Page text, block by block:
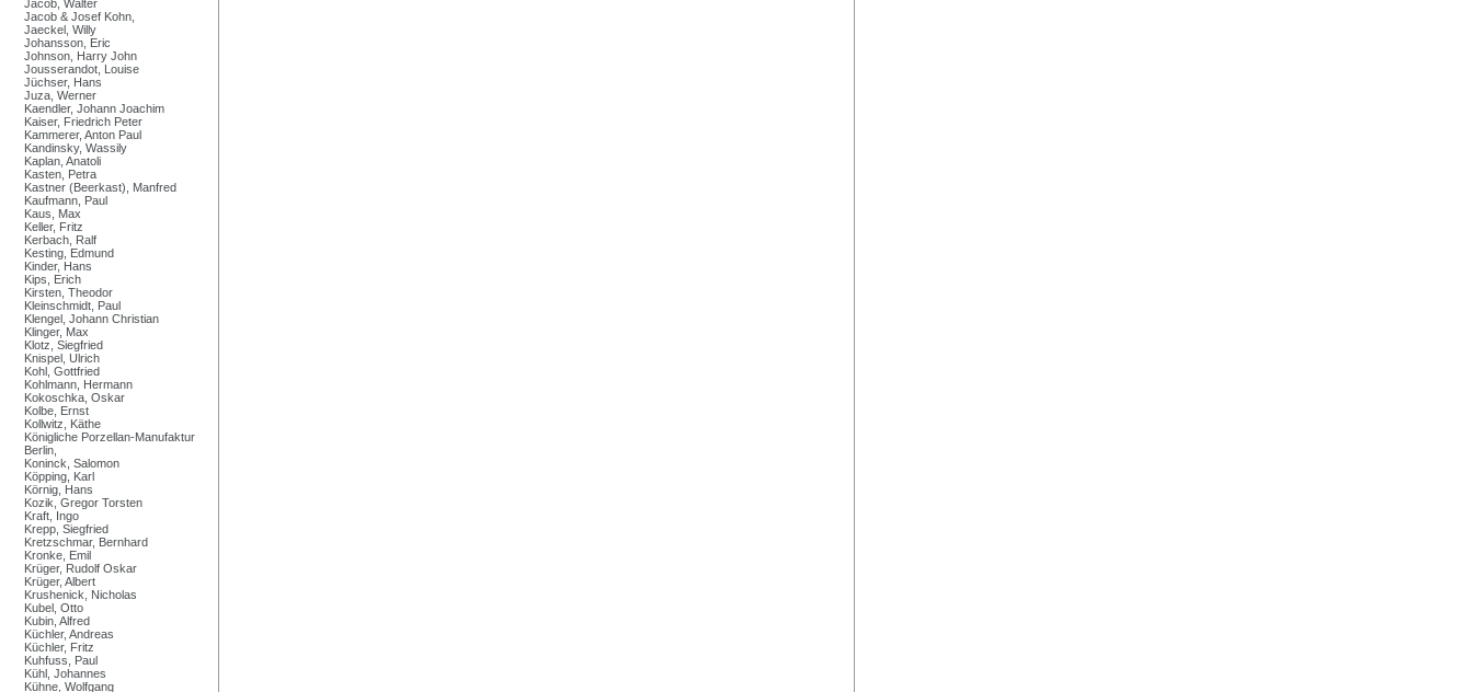
Jacob, Walter
Jacob & Josef Kohn,
Jaeckel, Willy
Johansson, Eric
Johnson, Harry John
Jousserandot, Louise
Jüchser, Hans
Juza, Werner
Kaendler, Johann Joachim
Kaiser, Friedrich Peter
Kammerer, Anton Paul
Kandinsky, Wassily
Kaplan, Anatoli
Kasten, Petra
Kastner (Beerkast), Manfred
Kaufmann, Paul
Kaus, Max
Keller, Fritz
Kerbach, Ralf
Kesting, Edmund
Kinder, Hans
Kips, Erich
Kirsten, Theodor
Kleinschmidt, Paul
Klengel, Johann Christian
Klinger, Max
Klotz, Siegfried
Knispel, Ulrich
Kohl, Gottfried
Kohlmann, Hermann
Kokoschka, Oskar
Kolbe, Ernst
Kollwitz, Käthe
Königliche Porzellan-Manufaktur
Berlin,
Koninck, Salomon
Köpping, Karl
Körnig, Hans
Kozik, Gregor Torsten
Kraft, Ingo
Krepp, Siegfried
Kretzschmar, Bernhard
Kronke, Emil
Krüger, Rudolf Oskar
Krüger, Albert
Krushenick, Nicholas
Kubel, Otto
Kubin, Alfred
Küchler, Andreas
Küchler, Fritz
Kuhfuss, Paul
Kühl, Johannes
Kühne, Wolfgang